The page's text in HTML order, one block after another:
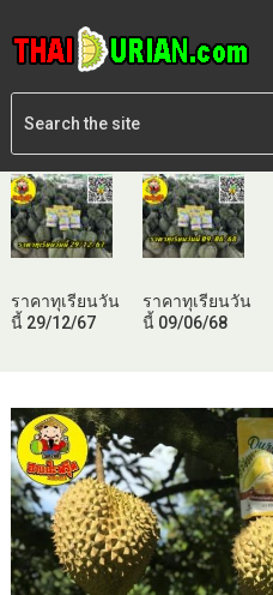
ราคาทุเรียนวัน
นี้ 29/12/67
ราคาทุเรียนวัน
นี้ 09/06/68